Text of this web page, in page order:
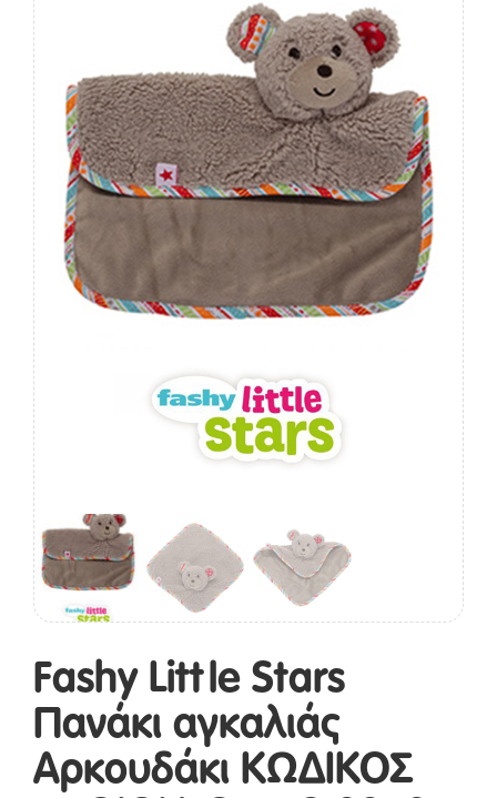
Fashy Little Stars
Πανάκι αγκαλιάς
Αρκουδάκι ΚΩΔΙΚΟΣ